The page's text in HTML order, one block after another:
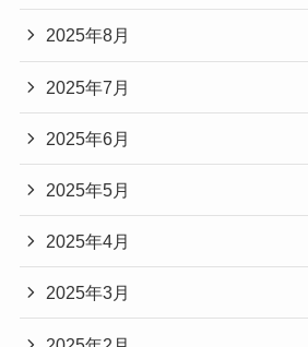
2025年8月
2025年7月
2025年6月
2025年5月
2025年4月
2025年3月